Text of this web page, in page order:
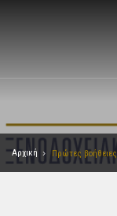
Αρχική Πρώτες βοήθειες